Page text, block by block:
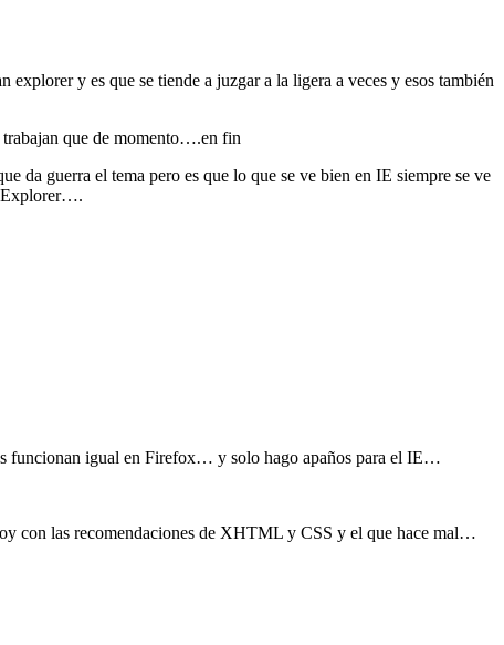
y es que se tiende a juzgar a la ligera a veces y esos también
que de momento….en fin
da guerra el tema pero es que lo que se ve bien en IE siempre se ve
Explorer….
funcionan igual en Firefox… y solo hago apaños para el IE…
con las recomendaciones de XHTML y CSS y el que hace mal…